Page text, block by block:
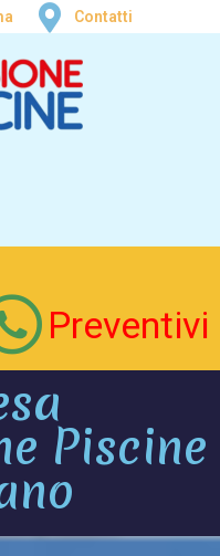
Contatti
Preventivi
Piscine